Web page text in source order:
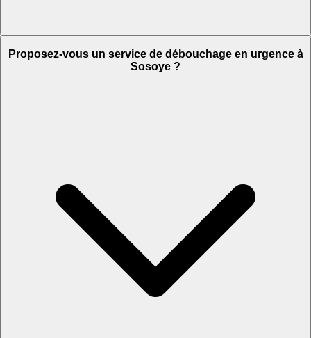
Proposez-vous un service de débouchage en urgence à
Sosoye ?